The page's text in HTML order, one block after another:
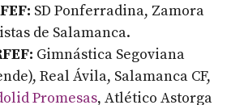
SD Ponferradina, Zamora
de Salamanca.
Gimnástica Segoviana
Real Ávila, Salamanca CF,
Promesas, Atlético Astorga